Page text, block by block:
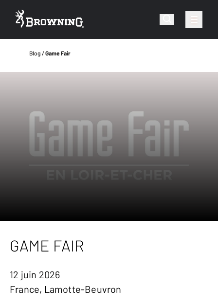
Blog Game Fair
GAME FAIR
12 juin 2026
France, Lamotte-Beuvron